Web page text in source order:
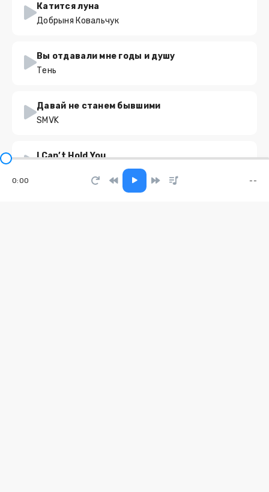
Катится луна
Добрыня Ковальчук
Вы отдавали мне годы и душу
Тень
Давай не станем бывшими
SMVK
I Can’t Hold You
0:00 --